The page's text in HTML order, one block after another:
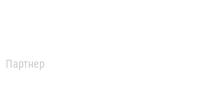
Партнер